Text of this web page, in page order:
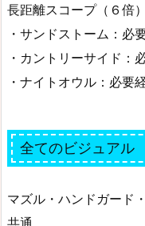
長距離スコープ（６倍）
・サンドストーム：必
・カントリーサイド：
・ナイトオウル：必要
全てのビジュアル
マズル・ハンドガード
共通